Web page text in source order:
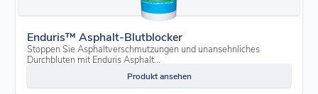
Enduris™ Asphalt-Blutblocker
Stoppen Sie Asphaltverschmutzungen und unansehnliches
Durchbluten mit Enduris Asphalt...
Produkt ansehen